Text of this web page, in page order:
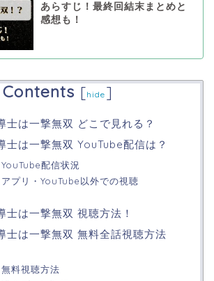
あらすじ！最終回結末まとめと
感想も！
Contents [hide ]
士は一撃無双 どこで見れる？
士は一撃無双 YouTube配信は？
YouTube配信状況
アプリ・YouTube以外での視聴
士は一撃無双 視聴方法！
士は一撃無双 無料全話視聴方法
無料視聴方法